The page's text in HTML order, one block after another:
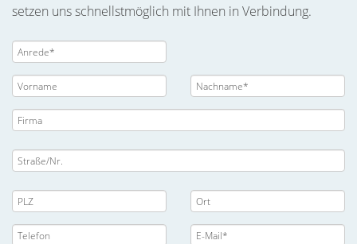
setzen uns schnellstmöglich mit Ihnen in Verbindung.